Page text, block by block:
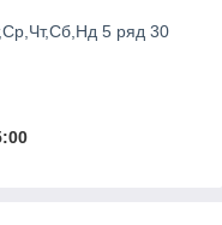
5 ряд 30